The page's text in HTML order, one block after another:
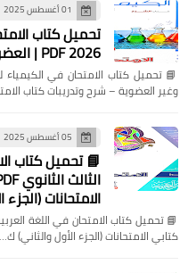
01 أغسطس 2025
تحميل كتاب
2026 PDF | العضوية وغير العضوية
وغير العضوية – شرح وتدريبات كتاب
05 أغسطس 2025
📘 تحميل كتاب
الامتحانات (الجزء
كتابي الامتحانات (الجزء الأول والثاني) ك…